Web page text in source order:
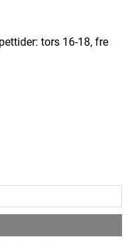
tors 16-18, fre